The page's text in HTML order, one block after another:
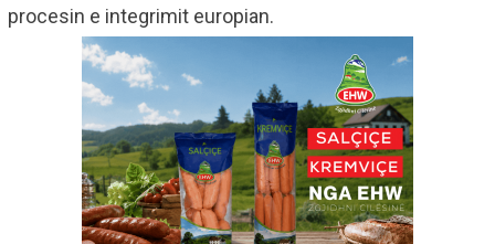
procesin e integrimit europian.